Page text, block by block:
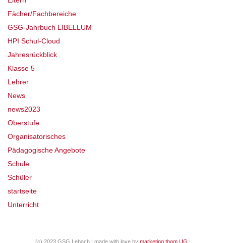
Fächer/Fachbereiche
GSG-Jahrbuch LIBELLUM
HPI Schul-Cloud
Jahresrückblick
Klasse 5
Lehrer
News
news2023
Oberstufe
Organisatorisches
Pädagogische Angebote
Schule
Schüler
startseite
Unterricht
(c) 2023 GSG Lebach | made with love by marketing thom UG |